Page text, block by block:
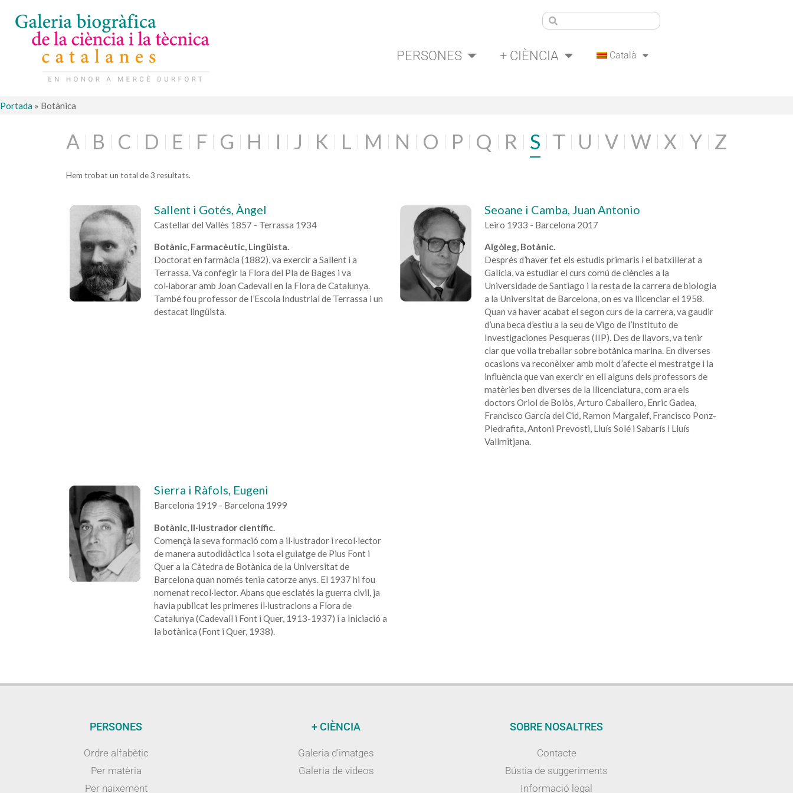
PERSONES + CIÈNCIA Català
Portada » Botànica
A B C D E F G H I J K L M N O P Q R S T U V W X Y Z
Hem trobat un total de 3 resultats.
Sallent i Gotés, Àngel
Castellar del Vallès 1857 - Terrassa 1934
Botànic, Farmacèutic, Lingüista.
Doctorat en farmàcia (1882), va exercir a Sallent i a
Terrassa. Va confegir la Flora del Pla de Bages i va
col·laborar amb Joan Cadevall en la Flora de Catalunya.
També fou professor de l’Escola Industrial de Terrassa i un
destacat lingüista.
Seoane i Camba, Juan Antonio
Leiro 1933 - Barcelona 2017
Algòleg, Botànic.
Després d’haver fet els estudis primaris i el batxillerat a
Galícia, va estudiar el curs comú de ciències a la
Universidade de Santiago i la resta de la carrera de biologia
a la Universitat de Barcelona, on es va llicenciar el 1958.
Quan va haver acabat el segon curs de la carrera, va gaudir
d’una beca d’estiu a la seu de Vigo de l’Instituto de
Investigaciones Pesqueras (IIP). Des de llavors, va tenir
clar que volia treballar sobre botànica marina. En diverses
ocasions va reconèixer amb molt d’afecte el mestratge i la
influència que van exercir en ell alguns dels professors de
matèries ben diverses de la llicenciatura, com ara els
doctors Oriol de Bolòs, Arturo Caballero, Enric Gadea,
Francisco García del Cid, Ramon Margalef, Francisco Ponz-
Piedrafita, Antoni Prevosti, Lluís Solé i Sabarís i Lluís
Vallmitjana.
Sierra i Ràfols, Eugeni
Barcelona 1919 - Barcelona 1999
Botànic, Il·lustrador científic.
Començà la seva formació com a il·lustrador i recol·lector
de manera autodidàctica i sota el guiatge de Pius Font i
Quer a la Càtedra de Botànica de la Universitat de
Barcelona quan només tenia catorze anys. El 1937 hi fou
nomenat recol·lector. Abans que esclatés la guerra civil, ja
havia publicat les primeres il·lustracions a Flora de
Catalunya (Cadevall i Font i Quer, 1913-1937) i a Iniciació a
la botànica (Font i Quer, 1938).
PERSONES
Ordre alfabètic
Per matèria
Per naixement
+ CIÈNCIA
Galeria d’imatges
Galeria de videos
SOBRE NOSALTRES
Contacte
Bústia de suggeriments
Informació legal